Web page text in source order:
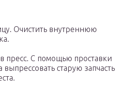
Очистить внутреннюю
пресс. С помощью проставки
старую запчасть